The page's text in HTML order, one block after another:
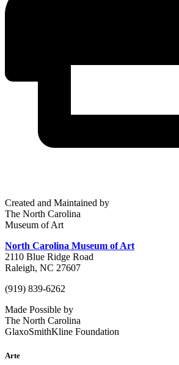
Created and Maintained by
The North Carolina
Museum of Art
North Carolina Museum of Art
2110 Blue Ridge Road
Raleigh, NC 27607
(919) 839-6262
Made Possible by
The North Carolina
GlaxoSmithKline Foundation
Arte